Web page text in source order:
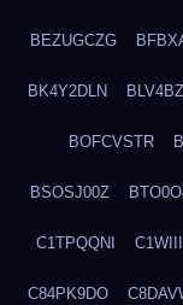
BEZUGCZG
BK4Y2DLN
BOFCVSTR
BSOSJ00Z
C1TPQQNI
C84PK9DO